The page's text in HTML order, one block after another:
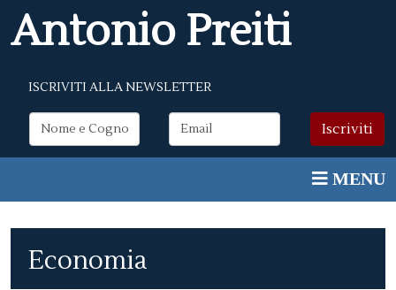
Antonio Preiti
ISCRIVITI ALLA NEWSLETTER
Economia